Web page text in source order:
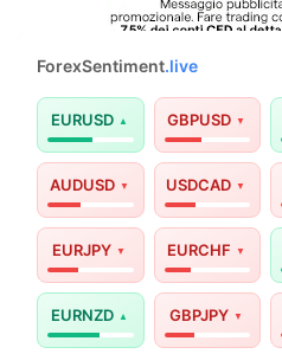
ForexSentiment.live
EURUSD GBPUSD
AUDUSD USDCAD
EURJPY EURCHF
EURNZD GBPJPY